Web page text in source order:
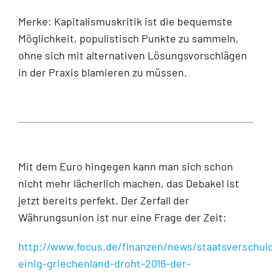
Merke: Kapitalismuskritik ist die bequemste
Möglichkeit, populistisch Punkte zu sammeln,
ohne sich mit alternativen Lösungsvorschlägen
in der Praxis blamieren zu müssen.
Mit dem Euro hingegen kann man sich schon
nicht mehr lächerlich machen, das Debakel ist
jetzt bereits perfekt. Der Zerfall der
Währungsunion ist nur eine Frage der Zeit:
http://www.focus.de/finanzen/news/
einig-griechenland-droht-2016-der-